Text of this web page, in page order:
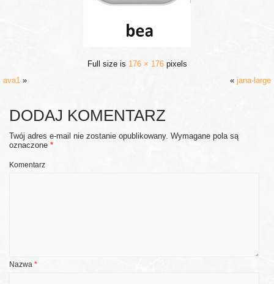
Full size is 176 × 176pixels
ava1 » « jana-large
DODAJ KOMENTARZ
Twój adres e-mail nie zostanie opublikowany. Wymagane pola są
oznaczone*
Komentarz
Nazwa*